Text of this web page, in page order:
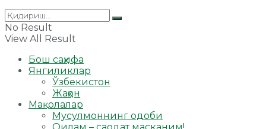
No Result
View All Result
Бош саҳифа
Янгиликлар
Ўзбекистон
Жаҳон
Мақолалар
Мусулмоннинг одоби